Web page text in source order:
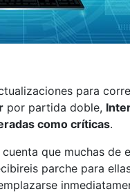
para
por partida doble,
como críticas.
que muchas de
parche para